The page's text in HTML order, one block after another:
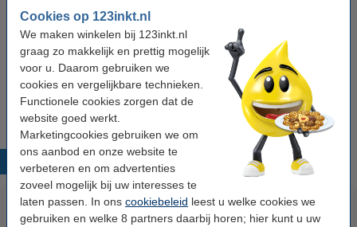
Cookies op 123inkt.nl
We maken winkelen bij 123inkt.nl
graag zo makkelijk en prettig mogelijk
voor u. Daarom gebruiken we
cookies en vergelijkbare technieken.
Functionele cookies zorgen dat de
website goed werkt.
Marketingcookies gebruiken we om
ons aanbod en onze website te
verbeteren en om advertenties
zoveel mogelijk bij uw interesses te
laten passen. In ons cookiebeleid leest u welke cookies we
gebruiken en welke 8 partners daarbij horen; hier kunt u uw
Merk: 123inkt
Afmetingen: 1.067 mm x 30 m (BxL)
Papiergewicht: 190 g/m²
Rolkern: 2 inch
Populaire producten